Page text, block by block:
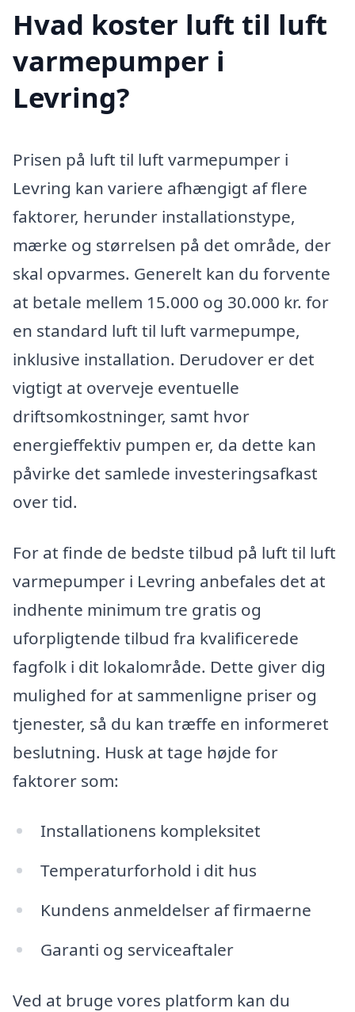
Hvad koster luft til luft
varmepumper i
Levring?
Prisen på luft til luft varmepumper i
Levring kan variere afhængigt af flere
faktorer, herunder installationstype,
mærke og størrelsen på det område, der
skal opvarmes. Generelt kan du forvente
at betale mellem 15.000 og 30.000 kr. for
en standard luft til luft varmepumpe,
inklusive installation. Derudover er det
vigtigt at overveje eventuelle
driftsomkostninger, samt hvor
energieffektiv pumpen er, da dette kan
påvirke det samlede investeringsafkast
over tid.
For at finde de bedste tilbud på luft til luft
varmepumper i Levring anbefales det at
indhente minimum tre gratis og
uforpligtende tilbud fra kvalificerede
fagfolk i dit lokalområde. Dette giver dig
mulighed for at sammenligne priser og
tjenester, så du kan træffe en informeret
beslutning. Husk at tage højde for
faktorer som:
Installationens kompleksitet
Temperaturforhold i dit hus
Kundens anmeldelser af firmaerne
Garanti og serviceaftaler
Ved at bruge vores platform kan du